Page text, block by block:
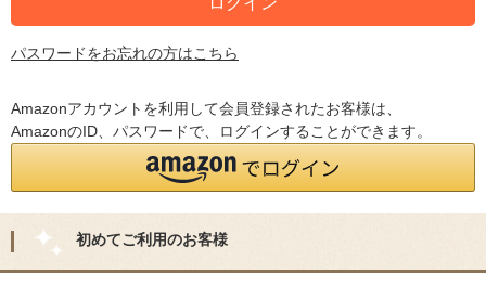
パスワードをお忘れの方はこちら
Amazonアカウントを利用して会員登録されたお客様は、
AmazonのID、パスワードで、ログインすることができます。
初めてご利用のお客様